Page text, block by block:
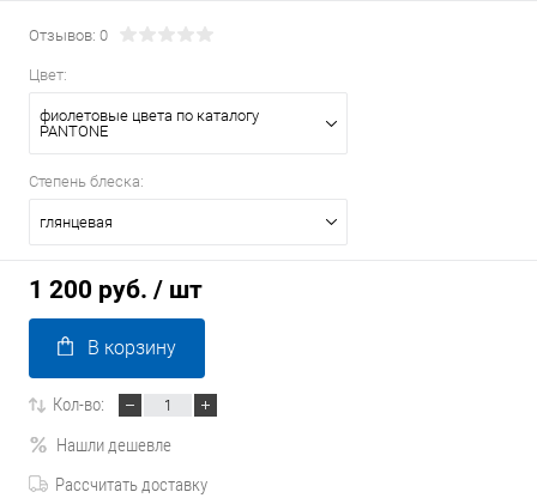
Отзывов: 0
Цвет:
фиолетовые цвета по каталогу
PANTONE
Степень блеска:
глянцевая
1 200 руб. / шт
В корзину
Кол-во:
Нашли дешевле
Рассчитать доставку